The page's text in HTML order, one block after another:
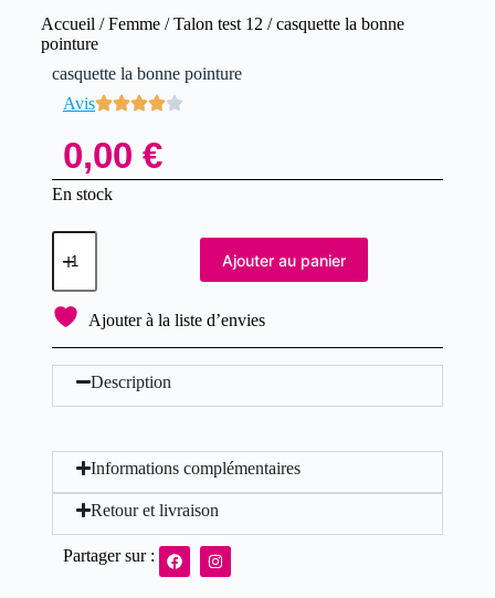
Accueil /Femme/Talon test 12 / casquette la bonne
pointure
casquette la bonne pointure
Avis
0,00 €
En stock
Ajouter au panier
Ajouter à la liste d’envies
Description
Informations complémentaires
Retour et livraison
Partager sur :